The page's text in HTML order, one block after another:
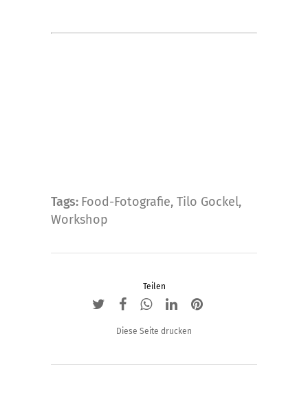
Tags: Food-Fotografie, Tilo Gockel,
Workshop
Teilen
Diese Seite drucken